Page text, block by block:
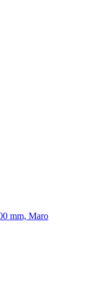
mm, Maro